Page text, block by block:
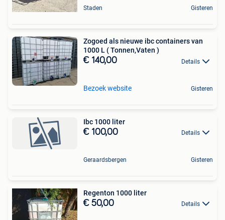
Staden Gisteren
Zogoed als nieuwe ibc containers van
1000 L ( Tonnen,Vaten )
€ 140,00 Details
Bezoek website Gisteren
Ibc 1000 liter
€ 100,00 Details
Geraardsbergen Gisteren
Regenton 1000 liter
€ 50,00 Details